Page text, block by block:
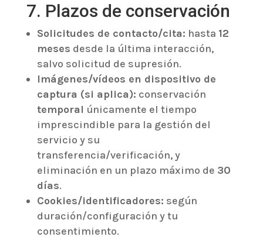
7. Plazos de conservación
Solicitudes de contacto/cita: hasta 12
meses desde la última interacción,
salvo solicitud de supresión.
Imágenes/vídeos en dispositivo de
captura (si aplica): conservación
temporal únicamente el tiempo
imprescindible para la gestión del
servicio y su
transferencia/verificación, y
eliminación en un plazo máximo de 30
días.
Cookies/identificadores: según
duración/configuración y tu
consentimiento.